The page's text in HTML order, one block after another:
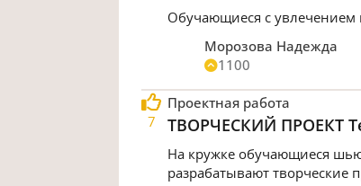
Обучающиеся с
Морозова Надежда
1100
7
Проектная работа
ТВОРЧЕСКИЙ ПРОЕКТ
На кружке обучающиеся
разрабатывают творческие